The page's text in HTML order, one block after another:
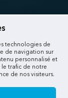
technologies de
de navigation sur
personnalisé et
trafic de notre
de nos visiteurs.